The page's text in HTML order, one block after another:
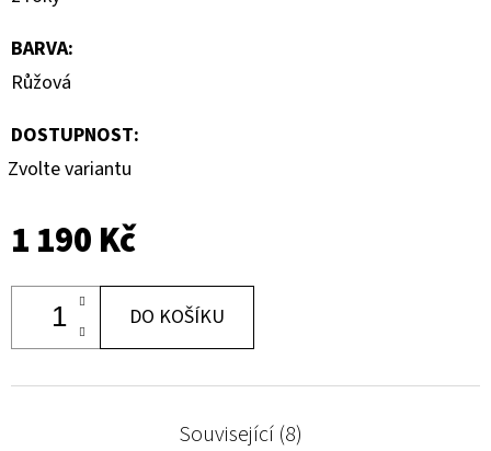
BARVA:
Růžová
DOSTUPNOST:
Zvolte variantu
1 190 Kč
DO KOŠÍKU
Související (8)